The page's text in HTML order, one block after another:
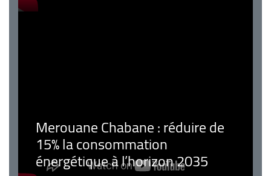
Merouane Chabane : réduire de
15% la consommation
énergétique à l’horizon 2035